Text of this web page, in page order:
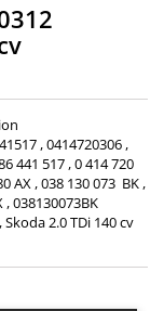
, 0414720306 ,
441 517 , 0 414 720
AX , 038 130 073 BK ,
, 038130073BK
2.0 TDi 140 cv